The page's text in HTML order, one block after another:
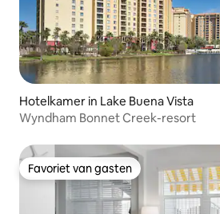
Hotelkamer in Lake Buena Vista
Wyndham Bonnet Creek-resort
Favoriet van gasten
Favoriet van gasten